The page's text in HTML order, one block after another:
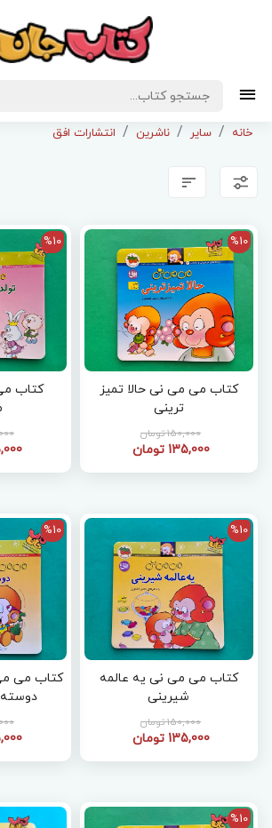
خانه سایر ناشرین انتشارات افق
%10
کتاب می می نی حالا تمیز
ترینی
150,000 تومان
135,000 تومان
%10
کتاب
%10
کتاب می می نی یه عالمه
شیرینی
150,000 تومان
135,000 تومان
%10
کتاب می
دوسته
%10